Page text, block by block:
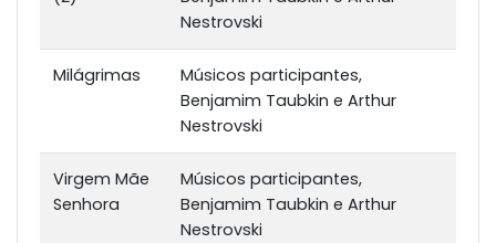
Nestrovski
Milágrimas
Músicos participantes,
Benjamim Taubkin e Arthur
Nestrovski
Virgem Mãe
Senhora
Músicos participantes,
Benjamim Taubkin e Arthur
Nestrovski